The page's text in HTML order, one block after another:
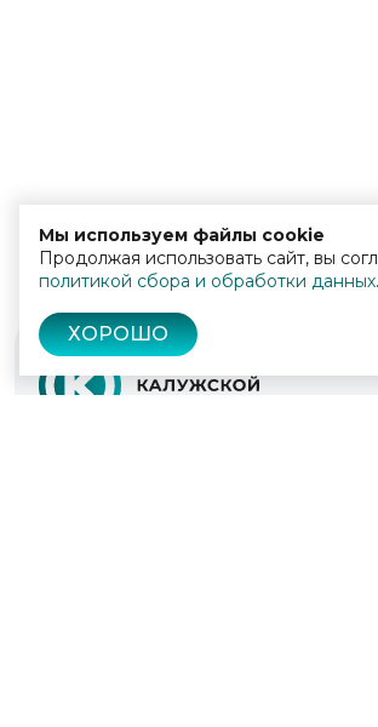
Мы используем файлы cookie
Продолжая использовать сайт, вы
политикой сбора и обработки данных.
ХОРОШО